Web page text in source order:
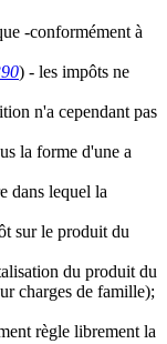
-conformément à
) - les impôts ne
n'a cependant pas
la forme d'une a
dans lequel la
sur le produit du
du produit du
charges de famille);
règle librement la